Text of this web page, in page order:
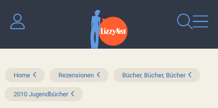
Home Rezensionen Bücher, Bücher, Bücher
2010 Jugendbücher